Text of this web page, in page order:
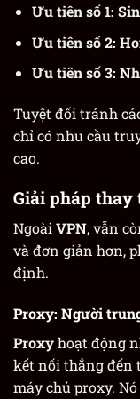
Ưu tiên số 1:
Ưu tiên số 2:
Ưu tiên số 3:
Tuyệt đối tránh
chỉ có nhu cầu
cao.
Giải pháp thay
NgoàiVPN, vẫn
và đơn giản hơn,
định.
Proxy: Người
Proxyhoạt động
kết nối thẳng đến
máy chủ proxy.